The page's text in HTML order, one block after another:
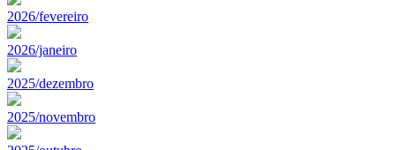
2026/fevereiro
2026/janeiro
2025/dezembro
2025/novembro